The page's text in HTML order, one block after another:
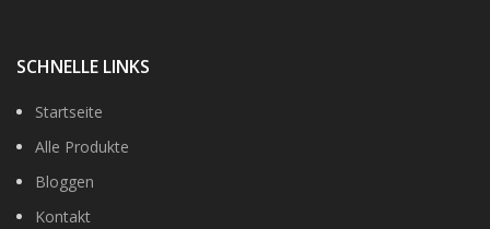
SCHNELLE LINKS
Startseite
Alle Produkte
Bloggen
Kontakt